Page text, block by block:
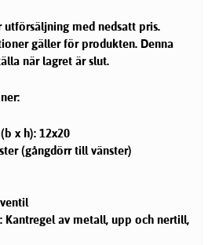
med nedsatt pris.
gäller för produkten. Denna
när lagret är slut.
x h): 12x20
(gångdörr till vänster)
av metall, upp och nertill,